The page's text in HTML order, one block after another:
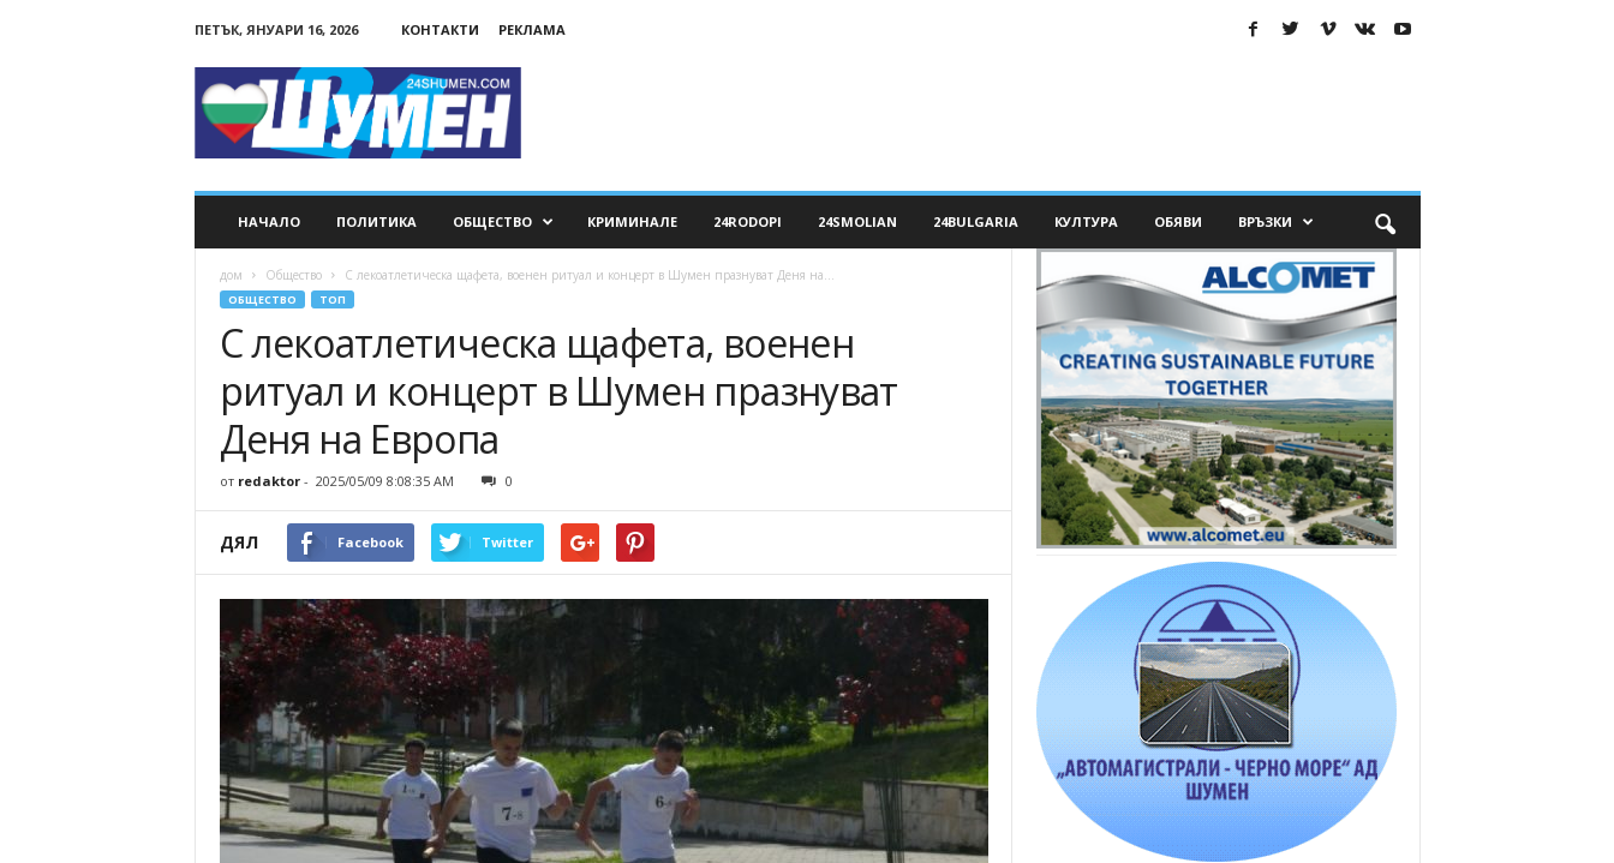
ПЕТЪК, ЯНУАРИ 16, 2026 КОНТАКТИ РЕКЛАМА
НАЧАЛО ПОЛИТИКА ОБЩЕСТВО КРИМИНАЛЕ 24RODOPI 24SMOLIAN 24BULGARIA КУЛТУРА ОБЯВИ ВРЪЗКИ
дом Общество С лекоатлетическа щафета, военен ритуал и концерт в Шумен празнуват Деня на...
ОБЩЕСТВО ТОП
С лекоатлетическа щафета, военен
ритуал и концерт в Шумен празнуват
Деня на Европа
от redaktor- 2025/05/09 8:08:35 AM 0
ДЯЛ Facebook Twitter